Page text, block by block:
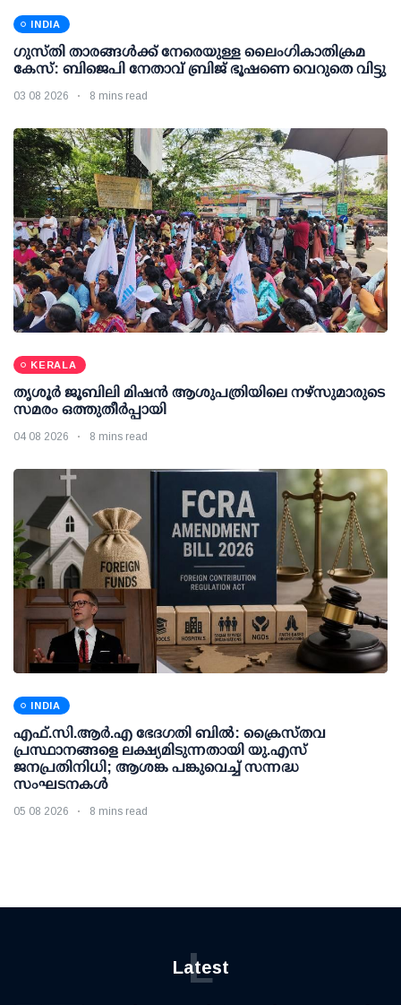
INDIA
ഗുസ്തി താരങ്ങള്‍ക്ക് നേരെയുള്ള ലൈംഗികാതിക്രമ
കേസ്: ബിജെപി നേതാവ് ബ്രിജ് ഭൂഷണെ വെറുതെ വിട്ടു
03 08 2026 8 mins read
KERALA
തൃശൂര്‍ ജൂബിലി മിഷന്‍ ആശുപത്രിയിലെ നഴ്സുമാരുടെ
സമരം ഒത്തുതീര്‍പ്പായി
04 08 2026 8 mins read
INDIA
എഫ്.സി.ആര്‍.എ ഭേദഗതി ബില്‍: ക്രൈസ്തവ
പ്രസ്ഥാനങ്ങളെ ലക്ഷ്യമിടുന്നതായി യു.എസ്
ജനപ്രതിനിധി; ആശങ്ക പങ്കുവെച്ച് സന്നദ്ധ
സംഘടനകള്‍
05 08 2026 8 mins read
Latest
L